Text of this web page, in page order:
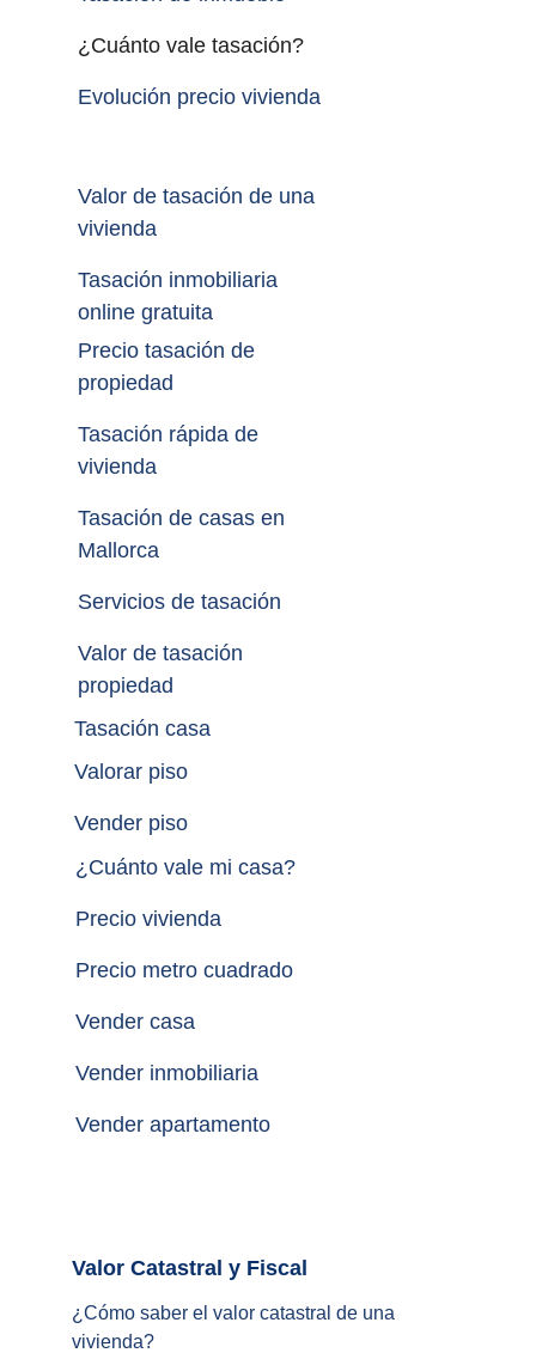
¿ Cómo saber el valor catastral de una
vivienda?
Valor de tasación de una
vivienda
Tasación inmobiliaria
online gratuita
Precio tasación de
propiedad
Tasación rápida de
vivienda
Tasación de casas en
Mallorca
Servicios de tasación
Valor de tasación
propiedad
Tasación casa
Valorar piso
¿Cuánto vale mi casa?
Precio vivienda
Precio metro cuadrado
Vender casa
Vender inmobiliaria
Vender apartamento
¿Cuánto vale tasación?
Evolución precio vivienda
Vender piso